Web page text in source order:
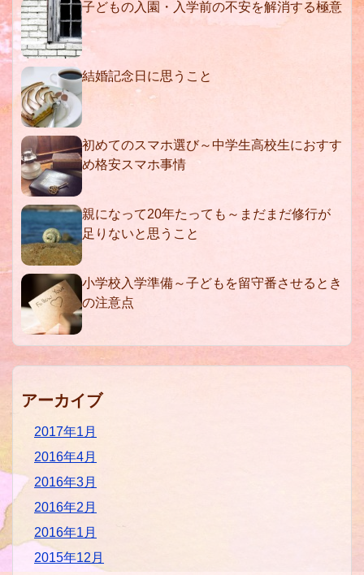
子どもの入園・入学前の不安を解消する極意
結婚記念日に思うこと
初めてのスマホ選び～中学生高校生におすす
め格安スマホ事情
親になって20年たっても～まだまだ修行が
足りないと思うこと
小学校入学準備～子どもを留守番させるとき
の注意点
アーカイブ
2017年1月
2016年4月
2016年3月
2016年2月
2016年1月
2015年12月